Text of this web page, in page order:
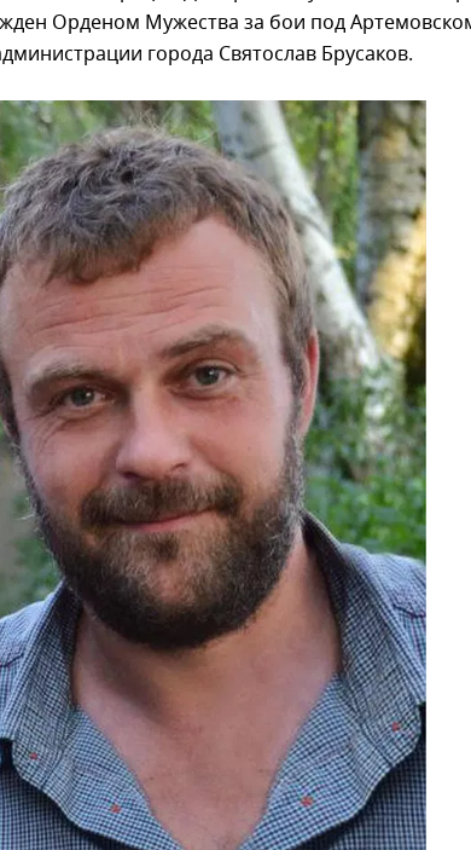
Орденом Мужества за бои под
города Святослав Брусаков.